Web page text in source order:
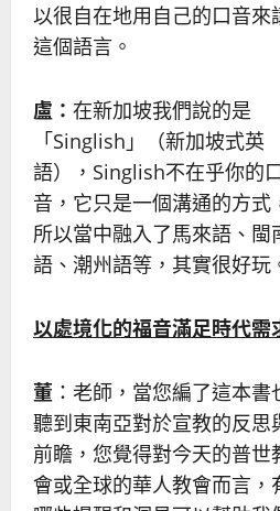
以很自在地用自己的口音來
這個語言。
盧： 在新加坡我們說的是
「Singlish」（新加坡式英
語），Singlish不在乎你的
音，它只是一個溝通的方式
所以當中融入了馬來語、閩
語、潮州語等，其實很好玩
以處境化的福音滿足時代需
董 ：老師，當您編了這本書
聽到東南亞對於宣教的反思
前瞻，您覺得對今天的普世
會或全球的華人教會而言，